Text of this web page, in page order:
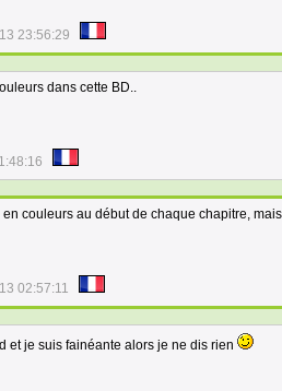
23:56:29
dans cette BD..
en couleurs au début de chaque chapitre,
02:57:11
et je suis fainéante alors je ne dis rien